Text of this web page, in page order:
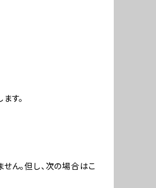
す。
ん。但し、次の場合はこ